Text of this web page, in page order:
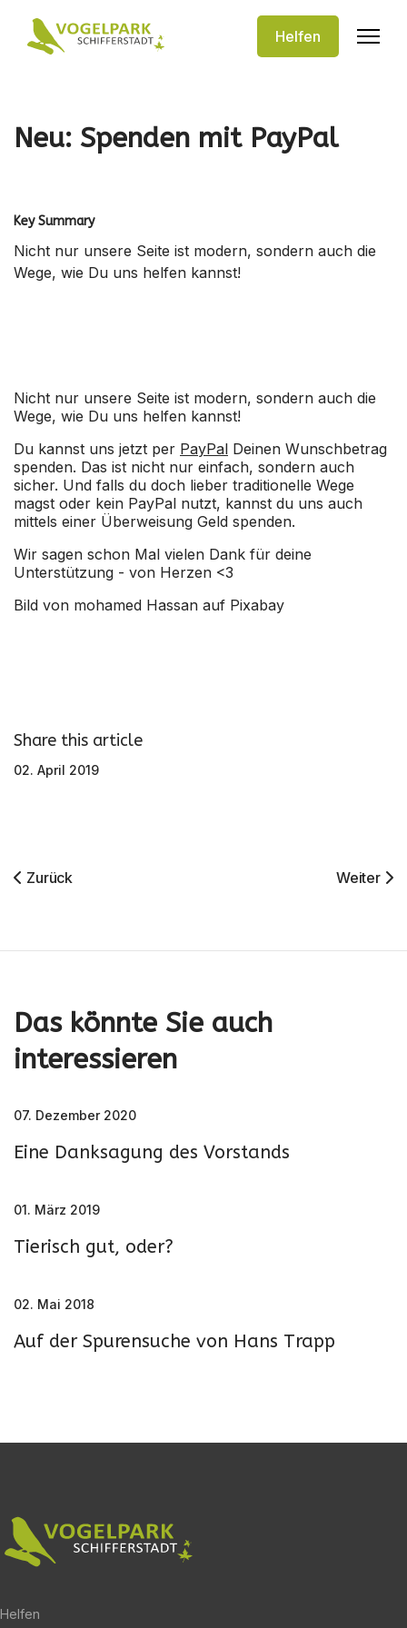
Helfen
Neu: Spenden mit PayPal
Key Summary
Nicht nur unsere Seite ist modern, sondern auch die
Wege, wie Du uns helfen kannst!
Nicht nur unsere Seite ist modern, sondern auch die
Wege, wie Du uns helfen kannst!
Du kannst uns jetzt per PayPal Deinen Wunschbetrag
spenden. Das ist nicht nur einfach, sondern auch
sicher. Und falls du doch lieber traditionelle Wege
magst oder kein PayPal nutzt, kannst du uns auch
mittels einer Überweisung Geld spenden.
Wir sagen schon Mal vielen Dank für deine
Unterstützung - von Herzen <3
Bild von mohamed Hassan auf Pixabay
Share this article
02. April 2019
Vorheriger Beitrag: Eine Danksagung Des Vorstands
Zurück Nächster
Weiter
Das könnte Sie auch
interessieren
Eine Danksagung des Vorstands
07. Dezember 2020
Tierisch gut, oder?
01. März 2019
Auf der Spurensuche von Hans Trapp
02. Mai 2018
Helfen